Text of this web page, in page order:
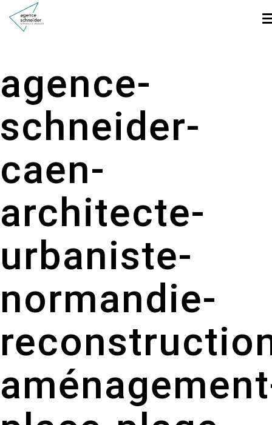
agence-
schneider-
caen-
architecte-
urbaniste-
normandie-